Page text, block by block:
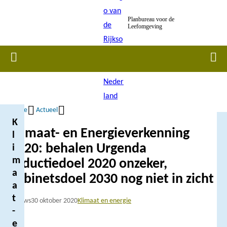
inhoud
Planbureau voor de
Leefomgeving
Home
Kruimelpad
Home Actueel
Klimaat- en Energieverkenning
2020: behalen Urgenda
reductiedoel 2020 onzeker,
kabinetsdoel 2030 nog niet in zicht
Nieuws30 oktober 2020Klimaat en energie
K
l
i
m
a
a
t
-
e